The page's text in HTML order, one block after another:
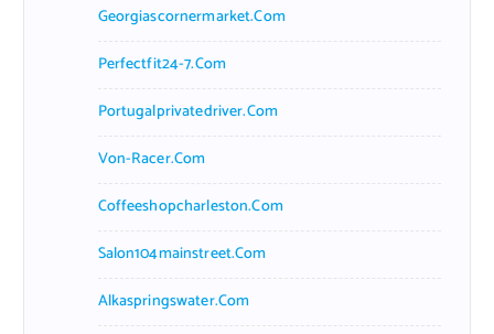
Georgiascornermarket.com
Perfectfit24-7.com
Portugalprivatedriver.com
Von-Racer.com
Coffeeshopcharleston.com
Salon104mainstreet.com
Alkaspringswater.com